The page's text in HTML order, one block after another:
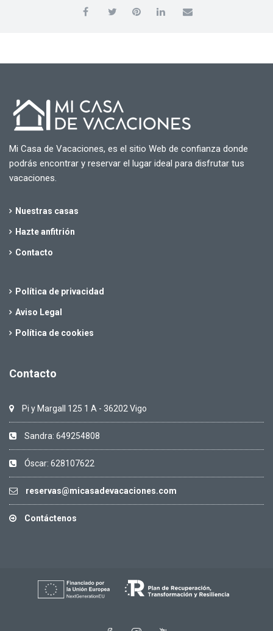
Mi Casa de Vacaciones, es el sitio Web de confianza donde
podrás encontrar y reservar el lugar ideal para disfrutar tus
vacaciones.
Nuestras casas
Hazte anfitrión
Contacto
Política de privacidad
Aviso Legal
Política de cookies
Contacto
Pi y Margall 125 1 A - 36202 Vigo
Sandra: 649254808
Óscar: 628107622
reservas@micasadevacaciones.com
Contáctenos